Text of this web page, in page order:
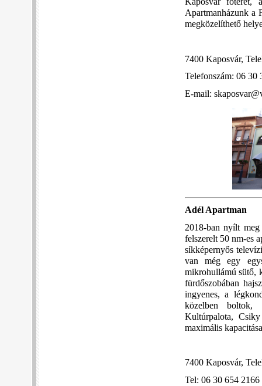
Apartmanházunk a
megközelíthető
7400 Kaposvár,
Telefonszám: 06 30
E-mail:
Adél Apartman
2018-ban nyílt
felszerelt 50 nm-es
síkképernyős
van még egy
mikrohullámú sütő,
fürdőszobában
ingyenes, a
közelben boltok,
Kultúrpalota,
maximális
7400 Kaposvár,
Tel: 06 30 654 2166